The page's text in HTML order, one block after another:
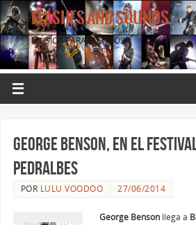
FLASHES AND SOUNDS
MÚSICA PARA LOS OJOS.
GEORGE BENSON, en el
Pedralbes
POR LULU VOODOO 27/06/2014
George Bensonllega a